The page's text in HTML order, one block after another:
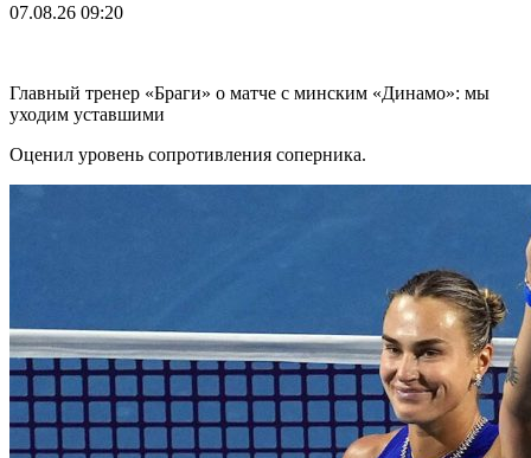
07.08.26 09:20
Главный тренер «Браги» о матче с минским «Динамо»: мы
уходим уставшими
Оценил уровень сопротивления соперника.